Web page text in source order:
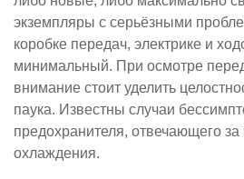
экземпляры с серьёзными
коробке передач, электрике и
минимальный. При осмотре
внимание стоит уделить
паука. Известны случаи
предохранителя, отвечающего за
охлаждения.